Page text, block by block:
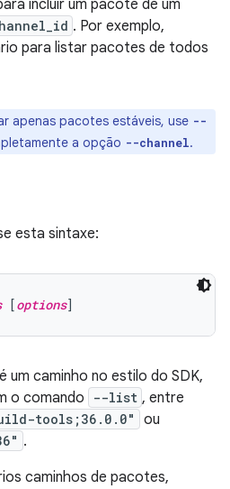
incluir um pacote de um
. Por exemplo,
para listar pacotes de todos
apenas pacotes estáveis, use --
a opção --channel.
esta sintaxe:
[options
é um caminho no estilo do SDK,
o comando
--list , entre
tools;36.0.0" ou
.
caminhos de pacotes,